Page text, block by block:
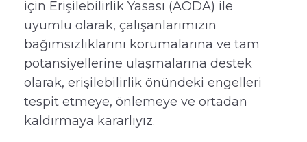
için Erişilebilirlik Yasası (AODA) ile
uyumlu olarak, çalışanlarımızın
bağımsızlıklarını korumalarına ve tam
potansiyellerine ulaşmalarına destek
olarak, erişilebilirlik önündeki engelleri
tespit etmeye, önlemeye ve ortadan
kaldırmaya kararlıyız.